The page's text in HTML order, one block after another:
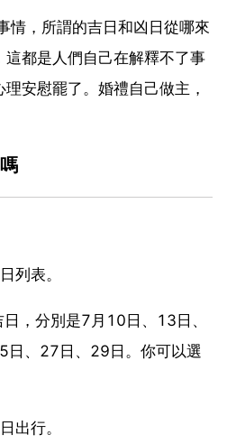
情，所謂的吉日和凶日從哪來
都是人們自己在解釋不了事
安慰罷了。婚禮自己做主，
列表。
，分別是7月10日、13日、
、27日、29日。你可以選
出行。